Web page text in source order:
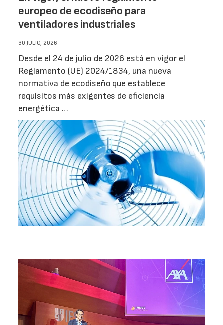
europeo de ecodiseño para
ventiladores industriales
30 JULIO, 2026
Desde el 24 de julio de 2026 está en vigor el
Reglamento (UE) 2024/1834, una nueva
normativa de ecodiseño que establece
requisitos más exigentes de eficiencia
energética …